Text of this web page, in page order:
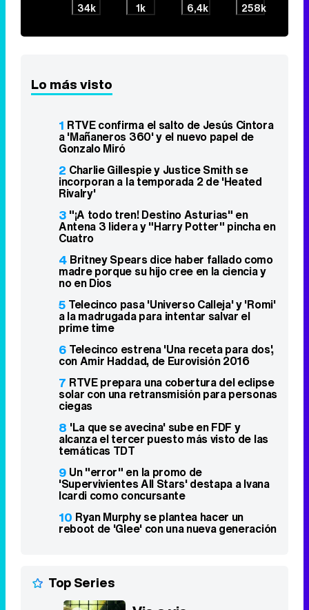
34k 1k 6,4k 258k
Lo más visto
1 RTVE confirma el salto de Jesús Cintora
a 'Mañaneros 360' y el nuevo papel de
Gonzalo Miró
2 Charlie Gillespie y Justice Smith se
incorporan a la temporada 2 de 'Heated
Rivalry'
3 "¡A todo tren! Destino Asturias" en
Antena 3 lidera y "Harry Potter" pincha en
Cuatro
4 Britney Spears dice haber fallado como
madre porque su hijo cree en la ciencia y
no en Dios
5 Telecinco pasa 'Universo Calleja' y 'Romi'
a la madrugada para intentar salvar el
prime time
6 Telecinco estrena 'Una receta para dos',
con Amir Haddad, de Eurovisión 2016
7 RTVE prepara una cobertura del eclipse
solar con una retransmisión para personas
ciegas
8 'La que se avecina' sube en FDF y
alcanza el tercer puesto más visto de las
temáticas TDT
9 Un "error" en la promo de
'Supervivientes All Stars' destapa a Ivana
Icardi como concursante
10 Ryan Murphy se plantea hacer un
reboot de 'Glee' con una nueva generación
Top Series